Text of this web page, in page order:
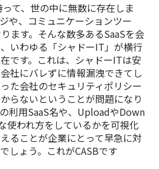
て、世の中に無数に存在しま
や、コミュニケーションツー
ます。そんな数多あるSaaSを会
いわゆる「シャドーIT」が横行
です。これは、シャドーITは安
社にバレずに情報漏洩できてし
た会社のセキュリティポリシー
らないということが問題になり
利用SaaS名や、UploadやDown
使われ方をしているかを可視化
ることが企業にとって早急に対
しょう。これがCASBです